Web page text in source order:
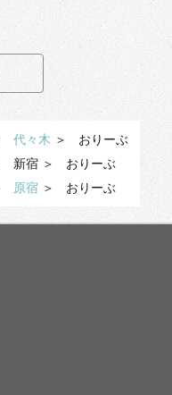
代々木 ＞
おりーぶ
新宿 ＞
おりーぶ
原宿 ＞ おりーぶ